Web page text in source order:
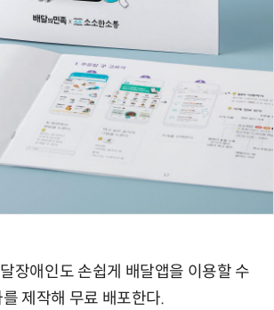
장애인도 손쉽게 배달앱을 이용할 수
제작해 무료 배포한다.